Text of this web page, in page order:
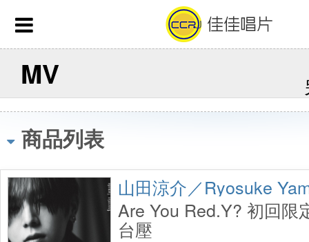
MV
商品列表
山田涼介／Ryosuke
Are You Red.Y? 初回限
台壓